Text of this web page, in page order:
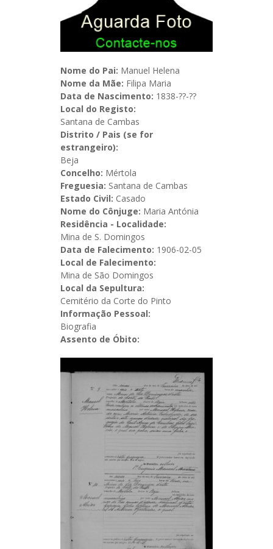
Nome do Pai: Manuel Helena
Nome da Mãe: Filipa Maria
Data de Nascimento: 1838-??-??
Local do Registo:
Santana de Cambas
Distrito / Pais (se for
estrangeiro):
Beja
Concelho: Mértola
Freguesia: Santana de Cambas
Estado Civil: Casado
Nome do Cônjuge: Maria Antónia
Residência - Localidade:
Mina de S. Domingos
Data de Falecimento: 1906-02-05
Local de Falecimento:
Mina de São Domingos
Local da Sepultura:
Cemitério da Corte do Pinto
Informação Pessoal:
Biografia
Assento de Óbito: